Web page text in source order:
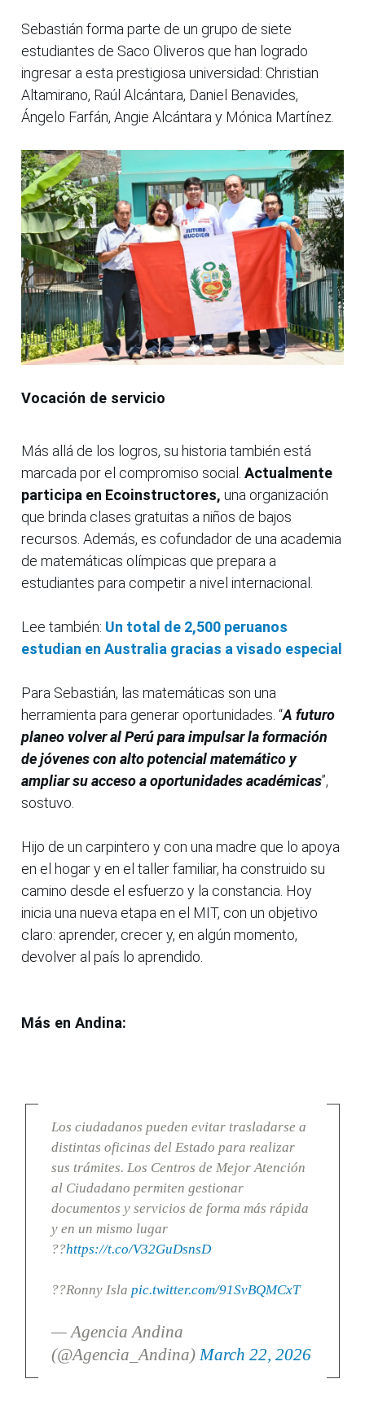
Sebastián forma parte de un grupo de siete
estudiantes de Saco Oliveros que han logrado
ingresar a esta prestigiosa universidad: Christian
Altamirano, Raúl Alcántara, Daniel Benavides,
Ángelo Farfán, Angie Alcántara y Mónica Martínez.
Vocación de servicio
Más allá de los logros, su historia también está
marcada por el compromiso social. Actualmente
participa en Ecoinstructores, una organización
que brinda clases gratuitas a niños de bajos
recursos. Además, es cofundador de una academia
de matemáticas olímpicas que prepara a
estudiantes para competir a nivel internacional.
Lee también: Un total de 2,500 peruanos
estudian en Australia gracias a visado especial
Para Sebastián, las matemáticas son una
herramienta para generar oportunidades. “A futuro
planeo volver al Perú para impulsar la formación
de jóvenes con alto potencial matemático y
ampliar su acceso a oportunidades académicas”,
sostuvo.
Hijo de un carpintero y con una madre que lo apoya
en el hogar y en el taller familiar, ha construido su
camino desde el esfuerzo y la constancia. Hoy
inicia una nueva etapa en el MIT, con un objetivo
claro: aprender, crecer y, en algún momento,
devolver al país lo aprendido.
Más en Andina:
Los ciudadanos pueden evitar trasladarse a
distintas oficinas del Estado para realizar
sus trámites. Los Centros de Mejor Atención
al Ciudadano permiten gestionar
documentos y servicios de forma más rápida
y en un mismo lugar
??https://t.co/V32GuDsnsD
??Ronny Isla pic.twitter.com/91SvBQMCxT
— Agencia Andina
(@Agencia_Andina) March 22, 2026